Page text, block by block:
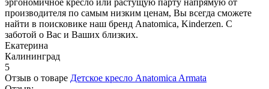
производителя по самым низким ценам, Вы всегда сможете
найти в поисковике наш бренд Anatomica, Kinderzen. С
заботой о Вас и Ваших близких.
Екатерина
Калининград
5
Отзыв о товаре Детское кресло Anatomica Armata